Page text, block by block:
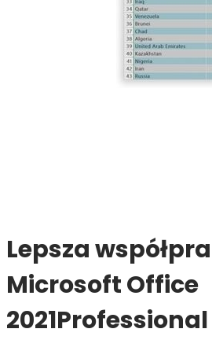
Lepsza
Microsoft Office